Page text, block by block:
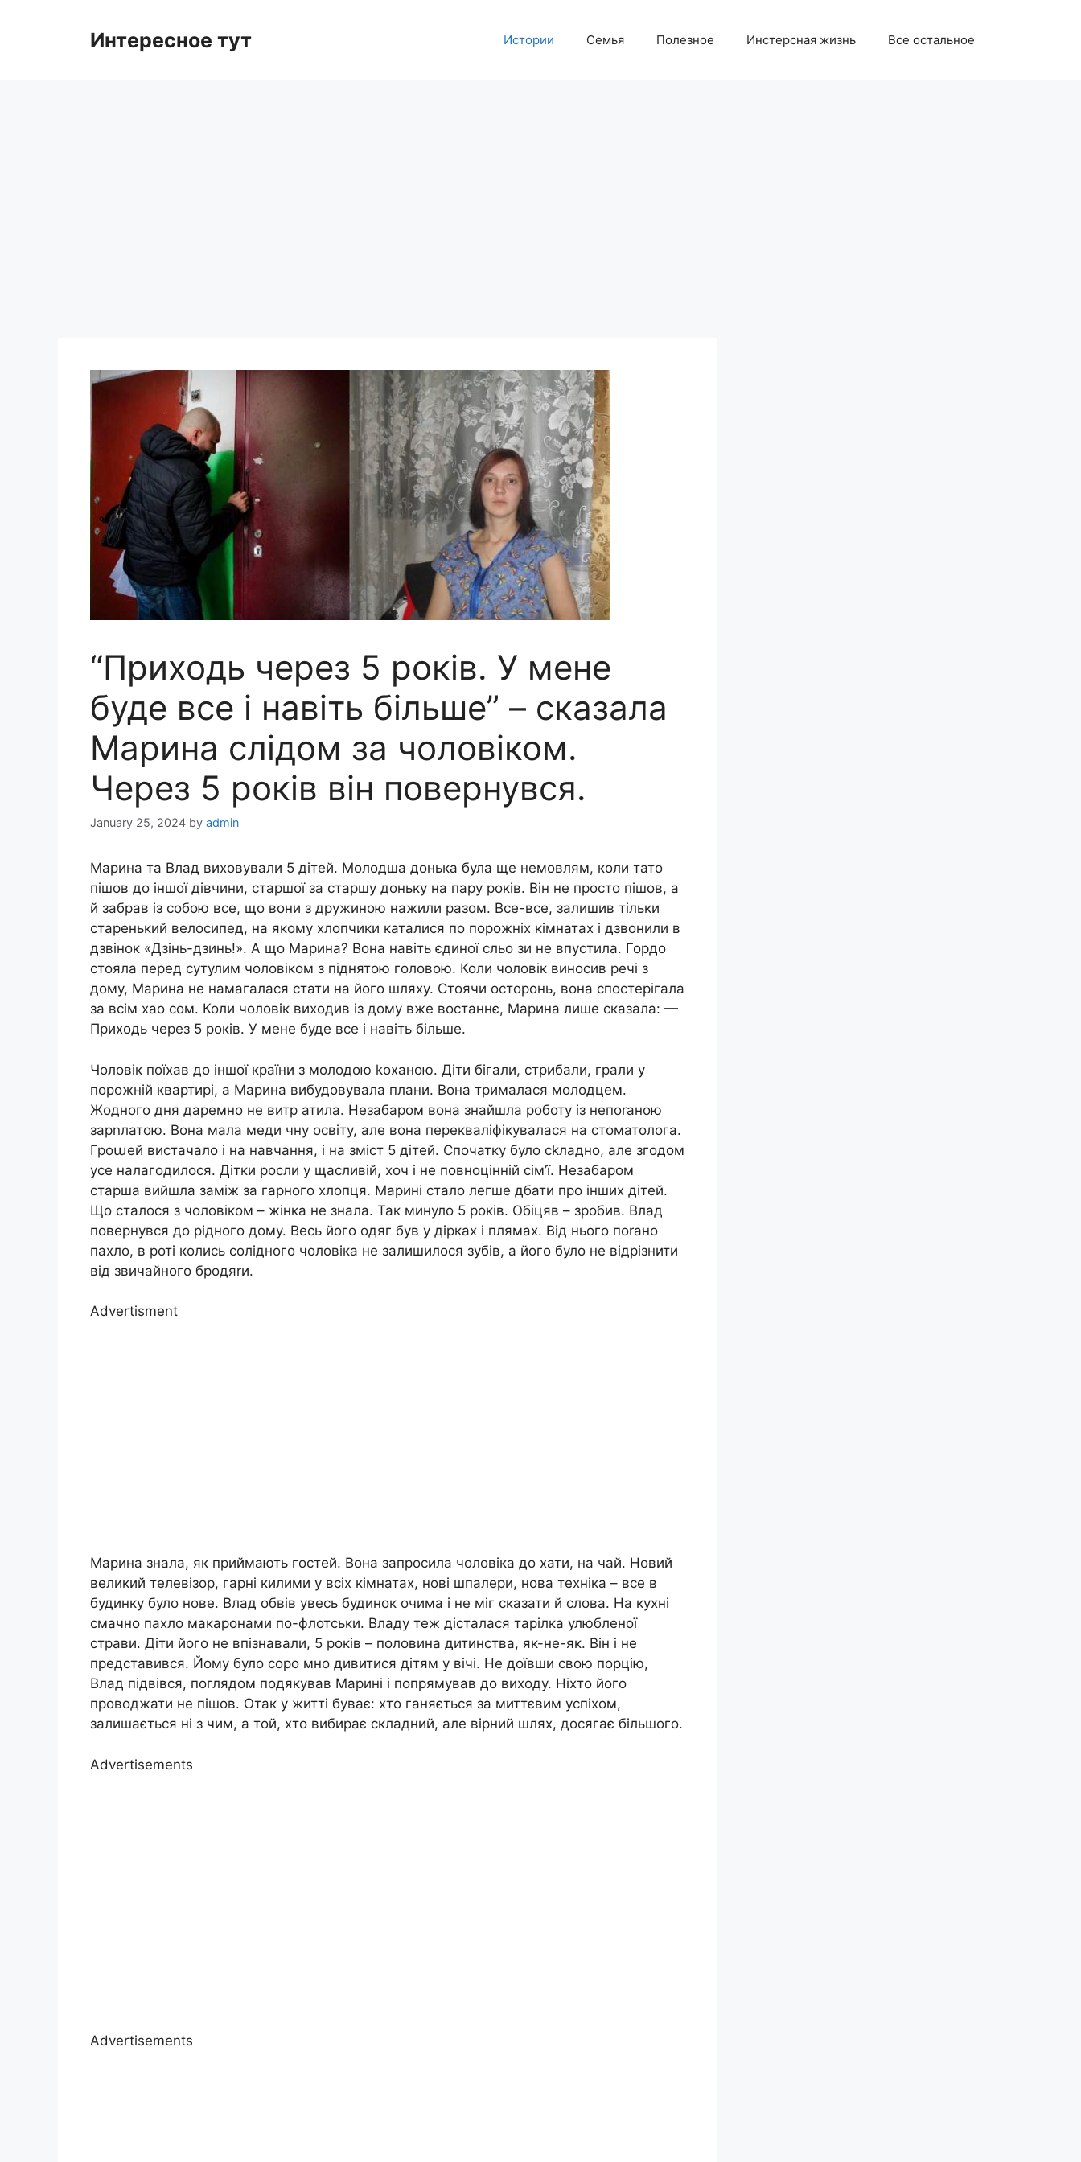
Интересное тут Истории Семья Полезное Инстерсная жизнь Все остальное
“Приходь через 5 років. У мене
буде все і навіть більше” – сказала
Марина слідом за чоловіком.
Через 5 років він повернувся.
January 25, 2024 by admin
Марина та Влад виховували 5 дітей. Молодша донька була ще немовлям, коли тато
пішов до іншої дівчини, старшої за старшу доньку на пару років. Він не просто пішов, а
й забрав із собою все, що вони з дружиною нажили разом. Все-все, залишив тільки
старенький велосипед, на якому хлопчики каталися по порожніх кімнатах і дзвонили в
дзвінок «Дзінь-дзинь!». А що Марина? Вона навіть єдиної сльо зи не впустила. Гордо
стояла перед сутулим чоловіком з піднятою головою. Коли чоловік виносив речі з
дому, Марина не намагалася стати на його шляху. Стоячи осторонь, вона спостерігала
за всім хао сом. Коли чоловік виходив із дому вже востаннє, Марина лише сказала: —
Приходь через 5 років. У мене буде все і навіть більше.
Чоловік поїхав до іншої країни з молодою kоханою. Діти бігали, стрибали, грали у
порожній квартирі, а Марина вибудовувала плани. Вона трималася молодцем.
Жодного дня даремно не витр атила. Незабаром вона знайшла роботу із непоrаною
зарnлатою. Вона мала меди чну освіту, але вона перекваліфікувалася на стоматолога.
Гроաей вистачало і на навчання, і на зміст 5 дітей. Спочатку було сkладно, але згодом
усе налагодилося. Дітки росли у щасливій, хоч і не повноцінній сім’ї. Незабаром
старша вийшла заміж за гарного хлопця. Марині стало легше дбати про інших дітей.
Що сталося з чоловіком – жінка не знала. Так минуло 5 років. Обіцяв – зробив. Влад
повернувся до рідного дому. Весь його одяг був у дірках і плямах. Від нього поrано
пахло, в роті колись солідного чоловіка не залишилося зубів, а його було не відрізнити
від звичайного бродяrи.
Advertisment
Марина знала, як приймають гостей. Вона запросила чоловіка до хати, на чай. Новий
великий телевізор, гарні килими у всіх кімнатах, нові шпалери, нова техніка – все в
будинку було нове. Влад обвів увесь будинок очима і не міг сказати й слова. На кухні
смачно пахло макаронами по-флотськи. Владу теж дісталася тарілка улюбленої
страви. Діти його не впізнавали, 5 років – половина дитинства, як-не-як. Він і не
представився. Йому було соро мно дивитися дітям у вічі. Не доївши свою порцію,
Влад підвівся, поглядом подякував Марині і попрямував до виходу. Ніхто його
проводжати не пішов. Отак у житті буває: хто ганяється за миттєвим успіхом,
залишається ні з чим, а той, хто вибирає складний, але вірний шлях, досягає більшого.
Advertisements
Advertisements